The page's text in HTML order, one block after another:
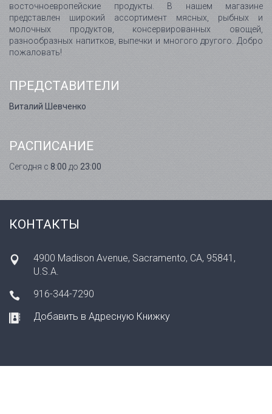
восточноевропейские продукты. В нашем магазине
представлен широкий ассортимент мясных, рыбных и
молочных продуктов, консервированных овощей,
разнообразных напитков, выпечки и многого другого. Добро
пожаловать!
ПРЕДСТАВИТЕЛИ
Виталий Шевченко
РАСПИСАНИЕ
Сегодня с 8:00 до 23:00
КОНТАКТЫ
4900 Madison Avenue, Sacramento, CA, 95841,
U.S.A.
916-344-7290
Добавить в Адресную Книжку